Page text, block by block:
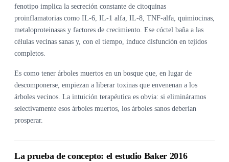
fenotipo implica la secreción constante de citoquinas
proinflamatorias como IL-6, IL-1 alfa, IL-8, TNF-alfa, quimiocinas,
metaloproteinasas y factores de crecimiento. Ese cóctel baña a las
células vecinas sanas y, con el tiempo, induce disfunción en tejidos
completos.
Es como tener árboles muertos en un bosque que, en lugar de
descomponerse, empiezan a liberar toxinas que envenenan a los
árboles vecinos. La intuición terapéutica es obvia: si elimináramos
selectivamente esos árboles muertos, los árboles sanos deberían
prosperar.
La prueba de concepto: el estudio Baker 2016